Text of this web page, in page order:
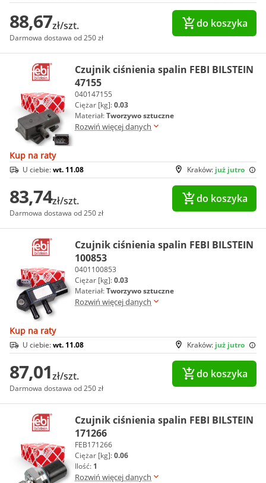
88,67zł/szt.
Darmowa dostawa od 250 zł
do koszyka
Czujnik ciśnienia spalin FEBI BILSTEIN
47155
040147155
Ciężar [kg]:0.03
Materiał:Tworzywo sztuczne
Rozwiń więcej danych
Kup na raty
Kraków: już jutro
U ciebie:wt. 11.08
83,74zł/szt.
Darmowa dostawa od 250 zł
do koszyka
Czujnik ciśnienia spalin FEBI BILSTEIN
100853
0401100853
Ciężar [kg]:0.03
Materiał:Tworzywo sztuczne
Rozwiń więcej danych
Kup na raty
Kraków: już jutro
U ciebie:wt. 11.08
87,01zł/szt.
Darmowa dostawa od 250 zł
do koszyka
Czujnik ciśnienia spalin FEBI BILSTEIN
171266
FEB171266
Ciężar [kg]:0.06
Ilość: 1
Rozwiń więcej danych